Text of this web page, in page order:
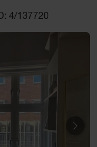
4/137720